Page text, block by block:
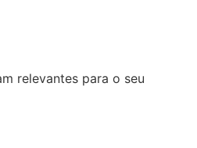
relevantes para o seu